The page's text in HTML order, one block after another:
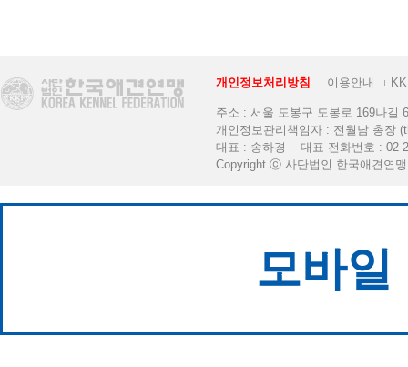
개인정보처리방침 이용안내
주소 : 서울 도봉구 도봉로 169나길
개인정보관리책임자 : 전월남 총장
대표 : 송하경 대표 전화번호 :
Copyright ⓒ 사단법인 한국애견연
모바일